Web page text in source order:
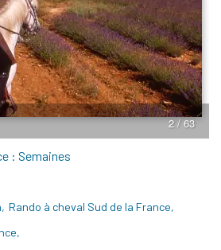
3 / 63
: Semaines
Rando à cheval Sud de la France